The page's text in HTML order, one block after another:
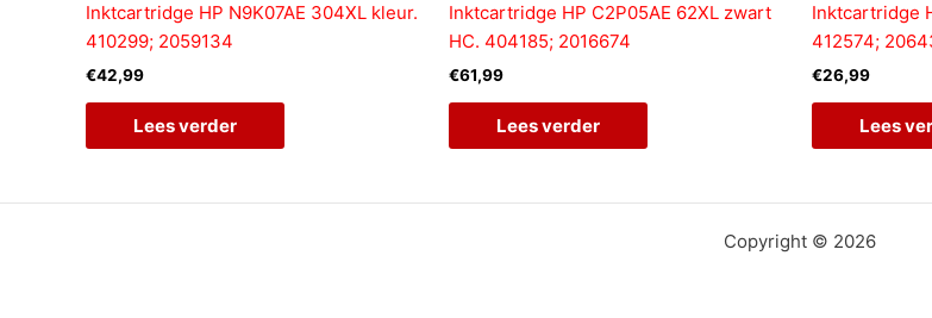
Inktcartridge HP N9K07AE 304XL kleur.
410299; 2059134
€42,99
Lees verder
Inktcartridge HP C2P05AE 62XL zwart
HC. 404185; 2016674
€61,99
Lees verder
Inktcartridge
412574;
€26,99
Lees
Copyright © 2026